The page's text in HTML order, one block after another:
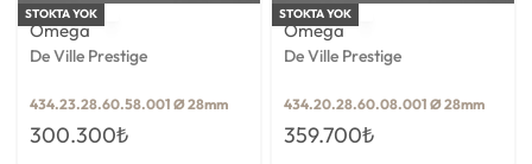
STOKTA YOK
Omega
De Ville Prestige
434.23.28.60.58.001 Ø 28mm
300.300₺
STOKTA YOK
Omega
De Ville Prestige
434.20.28.60.08.001 Ø 28mm
359.700₺